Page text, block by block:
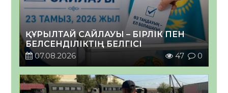
ҚҰРЫЛТАЙ САЙЛАУЫ – БІРЛІК ПЕН
БЕЛСЕНДІЛІКТІҢ БЕЛГІСІ
07.08.2026
47 0